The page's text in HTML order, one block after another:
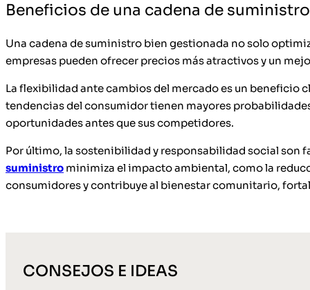
Beneficios de una cadena de
Una cadena de suministro bien gestionada no solo
empresas pueden ofrecer precios más atractivos y un
La flexibilidad ante cambios del mercado es un beneficio
tendencias del consumidor tienen mayores
oportunidades antes que sus competidores.
Por último, la sostenibilidad y responsabilidad social son
suministro minimiza el impacto ambiental, como la
consumidores y contribuye al bienestar comunitario,
CONSEJOS E IDEAS